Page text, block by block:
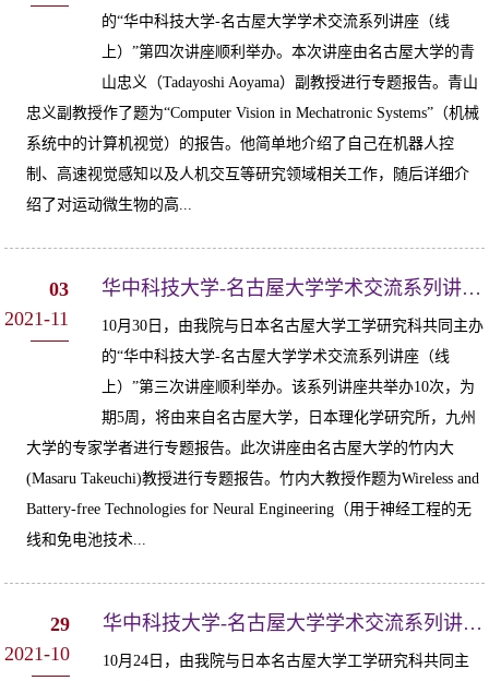
的“华中科技大学-名古屋大学学术交流系列讲座（线
上）”第四次讲座顺利举办。本次讲座由名古屋大学的青
山忠义（Tadayoshi Aoyama）副教授进行专题报告。青山
忠义副教授作了题为“Computer Vision in Mechatronic Systems”（机械
系统中的计算机视觉）的报告。他简单地介绍了自己在机器人控
制、高速视觉感知以及人机交互等研究领域相关工作，随后详细介
绍了对运动微生物的高...
03
2021-11
华中科技大学-名古屋大学学术交流系列讲座（线上）第三次讲座顺利举办
10月30日，由我院与日本名古屋大学工学研究科共同主办
的“华中科技大学-名古屋大学学术交流系列讲座（线
上）”第三次讲座顺利举办。该系列讲座共举办10次，为
期5周，将由来自名古屋大学，日本理化学研究所，九州
大学的专家学者进行专题报告。此次讲座由名古屋大学的竹内大
(Masaru Takeuchi)教授进行专题报告。竹内大教授作题为Wireless and
Battery-free Technologies for Neural Engineering（用于神经工程的无
线和免电池技术...
29
2021-10
华中科技大学-名古屋大学学术交流系列讲座（线上）第二次讲座顺利举办
10月24日，由我院与日本名古屋大学工学研究科共同主